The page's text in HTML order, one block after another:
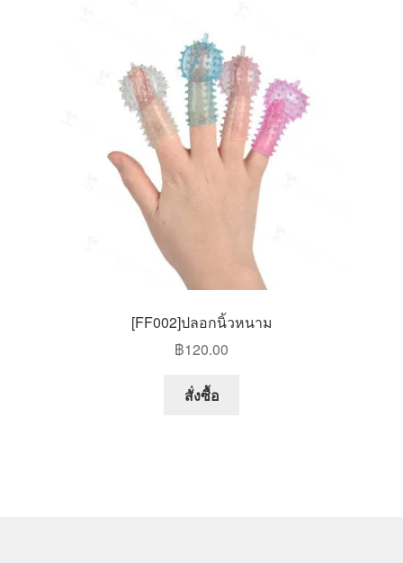
[FF002]ปลอกนิ้วหนาม
฿120.00
สั่งซื้อ